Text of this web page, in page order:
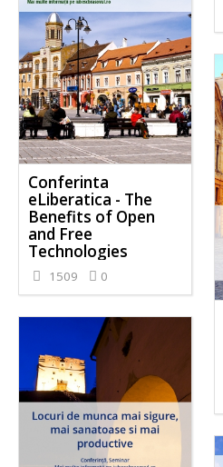
Conferinta
eLiberatica - The
Benefits of Open
and Free
Technologies
1509 0